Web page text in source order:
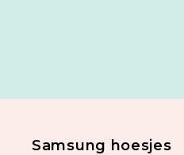
Samsung hoesjes